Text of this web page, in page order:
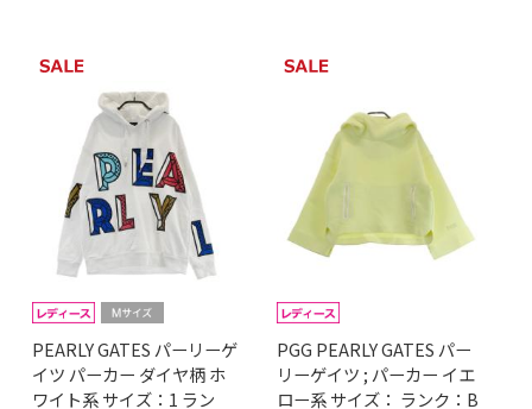
PEARLY GATES パーリーゲ
イツ パーカー ダイヤ柄 ホ
ワイト系 サイズ：1 ラン
PGG PEARLY GATES パー
リーゲイツ ; パーカー イエ
ロー系 サイズ： ランク：B